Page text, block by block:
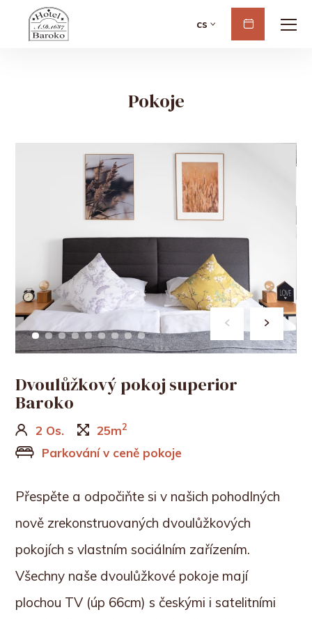
cs Rezervovat
Pokoje
Dvoulůžkový pokoj superior
Baroko
2 Os. 25m2
Parkování v ceně pokoje
Přespěte a odpočiňte si v našich pohodlných
nově zrekonstruovaných dvoulůžkových
pokojích s vlastním sociálním zařízením.
Všechny naše dvoulůžkové pokoje mají
plochou TV (úp 66cm) s českými i satelitními